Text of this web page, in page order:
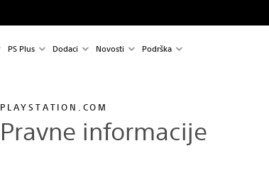
PS Plus Dodaci Novosti Podrška
PLAYSTATION.COM
Pravne informacije